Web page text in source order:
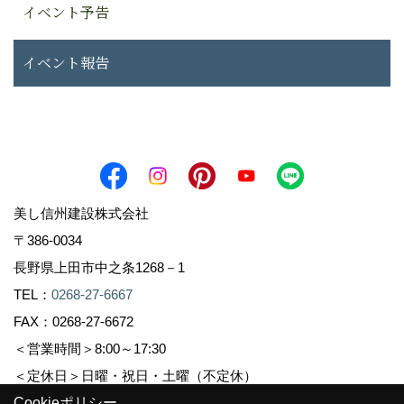
イベント予告
イベント報告
美し信州建設株式会社
〒386-0034
長野県上田市中之条1268－1
TEL： 0268-27-6667
FAX：0268-27-6672
＜営業時間＞8:00～17:30
＜定休日＞日曜・祝日・土曜（不定休）